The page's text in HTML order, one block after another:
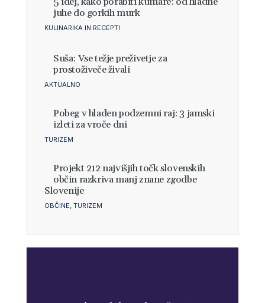
juhe do gorkih murk
KULINARIKA IN RECEPTI
Suša: Vse težje preživetje za
prostoživeče živali
AKTUALNO
Pobeg v hladen podzemni raj: 3 jamski
izleti za vroče dni
TURIZEM
Projekt 212 najvišjih točk slovenskih
občin razkriva manj znane zgodbe
Slovenije
OBČINE, TURIZEM